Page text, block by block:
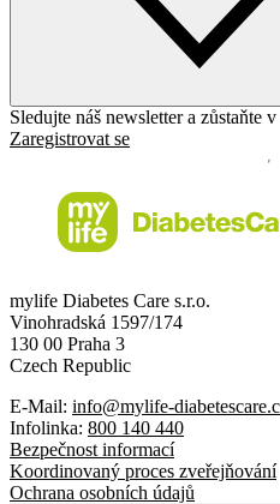
Sledujte náš newsletter a zůstaňte v
Zaregistrovat se
mylife Diabetes Care s.r.o.
Vinohradská 1597/174
130 00 Praha 3
Czech Republic
E-Mail: info@mylife-
Infolinka: 800 140 440
Bezpečnost informací
Koordinovaný proces zveřejňování
Ochrana osobních údajů